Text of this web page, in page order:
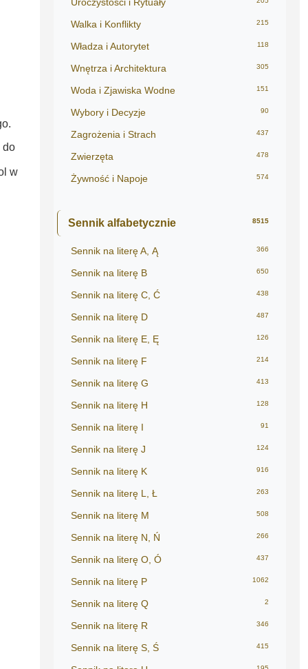
do
w
Walka i Konflikty 215
Władza i Autorytet 118
Wnętrza i Architektura 305
Woda i Zjawiska Wodne 151
Wybory i Decyzje 90
Zagrożenia i Strach 437
Zwierzęta 478
Żywność i Napoje 574
Sennik alfabetycznie 8515
Sennik na literę A, Ą 366
Sennik na literę B 650
Sennik na literę C, Ć 438
Sennik na literę D 487
Sennik na literę E, Ę 126
Sennik na literę F 214
Sennik na literę G 413
Sennik na literę H 128
Sennik na literę I 91
Sennik na literę J 124
Sennik na literę K 916
Sennik na literę L, Ł 263
Sennik na literę M 508
Sennik na literę N, Ń 266
Sennik na literę O, Ó 437
Sennik na literę P 1062
Sennik na literę Q 2
Sennik na literę R 346
Sennik na literę S, Ś 415